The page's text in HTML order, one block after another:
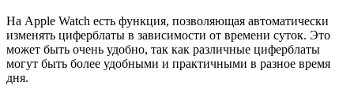
На Apple Watch есть функция, позволяющая автоматически
изменять циферблаты в зависимости от времени суток. Это
может быть очень удобно, так как различные циферблаты
могут быть более удобными и практичными в разное время
дня.